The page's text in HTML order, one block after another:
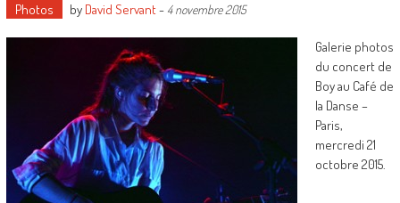
Photos by David Servant- 4 novembre 2015
Galerie photos
du concert de
Boy au Café de
la Danse –
Paris,
mercredi 21
octobre 2015.